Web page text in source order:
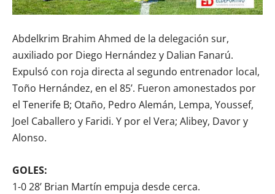
Abdelkrim Brahim Ahmed de la delegación sur,
auxiliado por Diego Hernández y Dalian Fanarú.
Expulsó con roja directa al segundo entrenador local,
Toño Hernández, en el 85’. Fueron amonestados por
el Tenerife B; Otaño, Pedro Alemán, Lempa, Youssef,
Joel Caballero y Faridi. Y por el Vera; Alibey, Davor y
Alonso.
GOLES:
1-0 28’ Brian Martín empuja desde cerca.